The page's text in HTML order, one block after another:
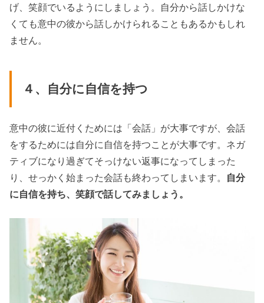
げ、笑顔でいるようにしましょう。自分から話しかけな
くても意中の彼から話しかけられることもあるかもしれ
ません。
４、自分に自信を持つ
意中の彼に近付くためには「会話」が大事ですが、会話
をするためには自分に自信を持つことが大事です。ネガ
ティブになり過ぎてそっけない返事になってしまった
り、せっかく始まった会話も終わってしまいます。 自分
に自信を持ち、笑顔で話してみましょう。